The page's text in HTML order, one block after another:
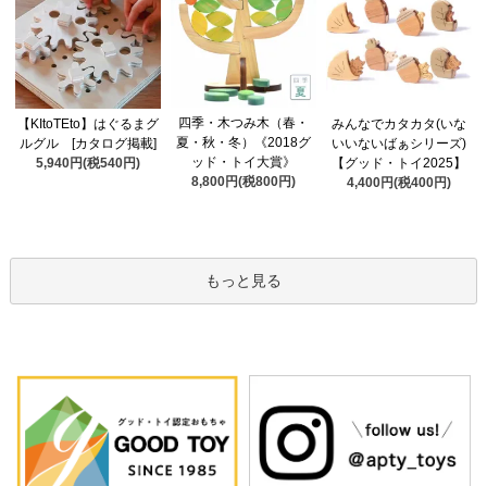
【KItoTEto】はぐるまグ
ルグル [カタログ掲載]
5,940円(税540円)
四季・木つみ木（春・
夏・秋・冬）《2018グ
ッド・トイ大賞》
8,800円(税800円)
みんなでカタカタ(いな
いいないばぁシリーズ)
【グッド・トイ2025】
4,400円(税400円)
もっと見る